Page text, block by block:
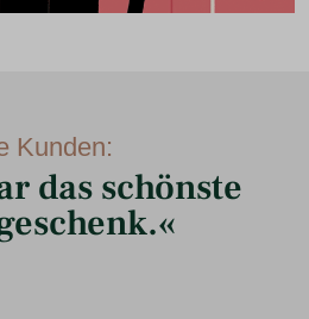
Kunden:
das schönste